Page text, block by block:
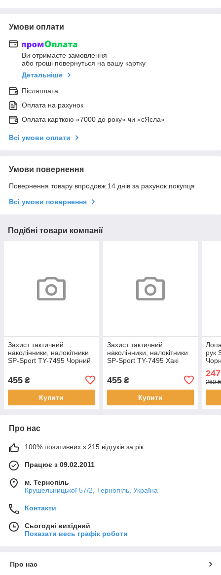
Умови оплати
Ви отримаєте замовлення
або гроші повернуться на вашу картку
Детальніше
Післяплата
Оплата на рахунок
Оплата карткою «7000 до року» чи «єЯсла»
Всі умови оплати
Умови повернення
Повернення товару впродовж 14 днів за рахунок покупця
Всі умови повернення
Подібні товари компанії
Захист тактичний
наколінники, налокітники
SP-Sport TY-7495 Чорний
455 ₴
Купити
Захист тактичний
наколінники, налокітники
SP-Sport TY-7495 Хакі
455₴
Купити
рук
247
260
Про нас
100% позитивних з 215 відгуків за рік
Працює з 09.02.2011
м. Тернопіль
Крушельницької 57/2, Тернопіль, Україна
Контакти
Сьогодні вихідний
Показати весь графік роботи
Про нас